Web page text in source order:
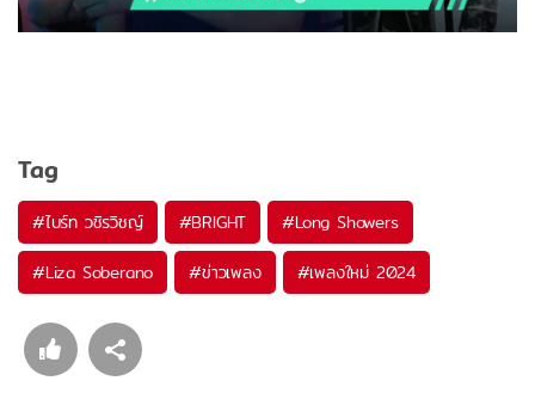
Tag
#ไบร์ท วชิรวิชญ์ #BRIGHT #Long Showers
#Liza Soberano #ข่าวเพลง #เพลงใหม่ 2024